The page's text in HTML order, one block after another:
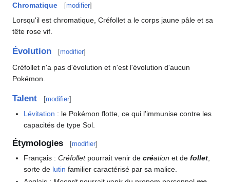
Chromatique [modifier]
Lorsqu'il est chromatique, Créfollet a le corps jaune pâle et sa
tête rose vif.
Évolution [modifier]
Créfollet n'a pas d'évolution et n'est l'évolution d'aucun
Pokémon.
Talent [modifier]
Lévitation : le Pokémon flotte, ce qui l'immunise contre les
capacités de type Sol.
Étymologies [modifier]
Français :Créfolletpourrait venir decréation et defollet,
sorte de lutin familier caractérisé par sa malice.